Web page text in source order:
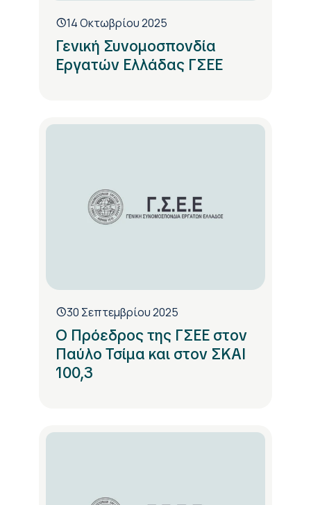
14 Οκτωβρίου 2025
Γενική Συνομοσπονδία
Εργατών Ελλάδας ΓΣΕΕ
30 Σεπτεμβρίου 2025
Ο Πρόεδρος της ΓΣΕΕ στον
Παύλο Τσίμα και στον ΣΚΑΙ
100,3